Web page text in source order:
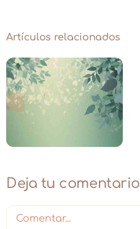
Artículos relacionados
Agenda Mantras
Sustentables
2026
Deja tu comentario
Comentar